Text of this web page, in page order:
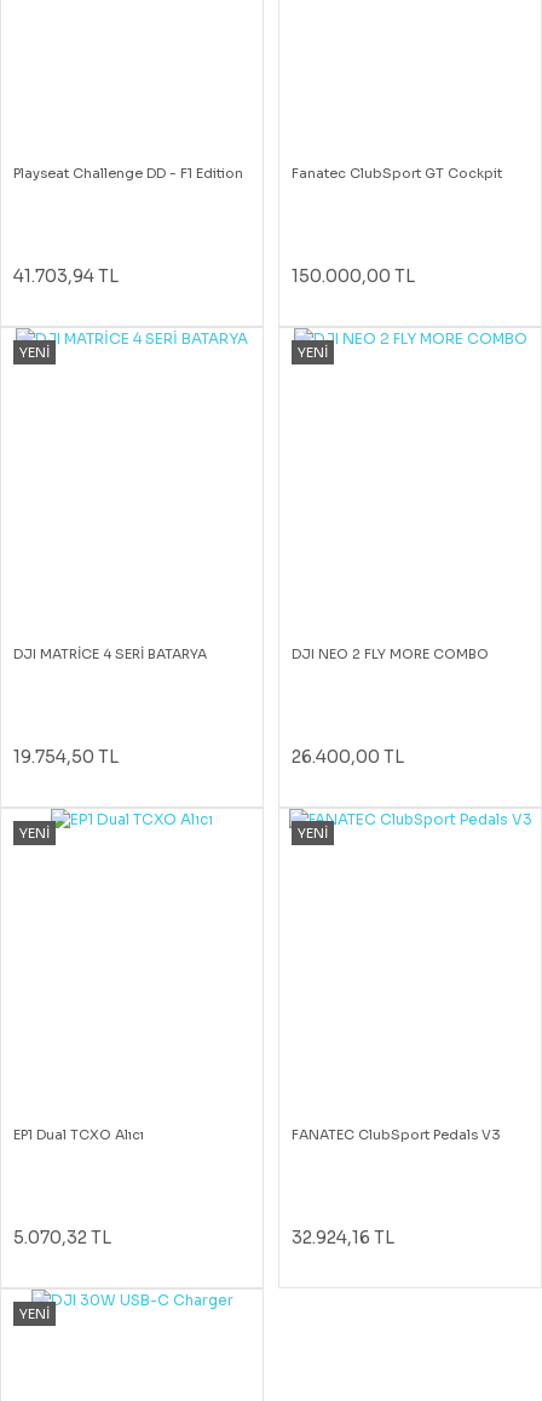
Playseat Challenge DD - F1 Edition
41.703,94 TL
Fanatec ClubSport GT Cockpit
150.000,00 TL
YENİ
DJI MATRİCE 4 SERİ BATARYA
19.754,50 TL
YENİ
DJI NEO 2 FLY MORE COMBO
26.400,00 TL
YENİ
EP1 Dual TCXO Alıcı
5.070,32 TL
YENİ
FANATEC ClubSport Pedals V3
32.924,16 TL
YENİ